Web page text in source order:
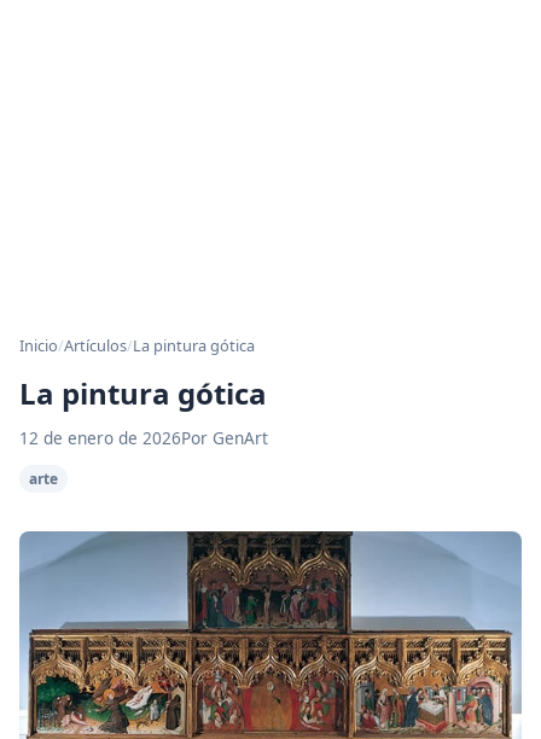
Inicio/Artículos/La pintura gótica
La pintura gótica
12 de enero de 2026Por GenArt
arte